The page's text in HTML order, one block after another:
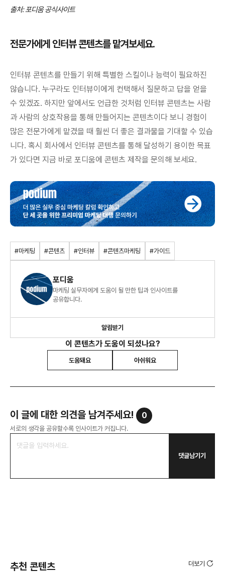
출처: 포디움 공식사이트
전문가에게 인터뷰 콘텐츠를 맡겨보세요.
인터뷰 콘텐츠를 만들기 위해 특별한 스킬이나 능력이 필요하진
않습니다. 누구라도 인터뷰이에게 컨택해서 질문하고 답을 얻을
수 있겠죠. 하지만 앞에서도 언급한 것처럼 인터뷰 콘텐츠는 사람
과 사람의 상호작용을 통해 만들어지는 콘텐츠이다 보니 경험이
많은 전문가에게 맡겼을 때 훨씬 더 좋은 결과물을 기대할 수 있습
니다. 혹시 회사에서 인터뷰 콘텐츠를 통해 달성하기 용이한 목표
가 있다면 지금 바로 포디움에 콘텐츠 제작을 문의해 보세요.
#마케팅 #콘텐츠 #인터뷰 #콘텐츠마케팅 #가이드
포디움
마케팅 실무자에게 도움이 될 만한 팁과 인사이트를
공유합니다.
알림받기
이 콘텐츠가 도움이 되셨나요?
도움돼요 아쉬워요
이 글에 대한 의견을 남겨주세요! 0
서로의 생각을 공유할수록 인사이트가 커집니다.
댓글남기기
추천 콘텐츠 더보기